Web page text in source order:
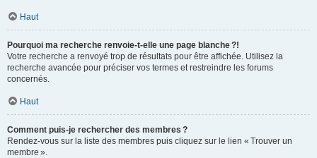
Haut
Pourquoi ma recherche renvoie-t-elle une page blanche ?!
Votre recherche a renvoyé trop de résultats pour être affichée. Utilisez la
recherche avancée pour préciser vos termes et restreindre les forums
concernés.
Haut
Comment puis-je rechercher des membres ?
Rendez-vous sur la liste des membres puis cliquez sur le lien « Trouver un
membre ».